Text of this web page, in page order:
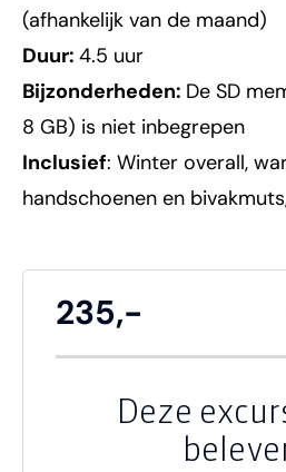
(afhankelijk van de maand)
Duur: 4.5 uur
Bijzonderheden: De SD
8 GB) is niet inbegrepen
Inclusief: Winter overall,
handschoenen en
235,-
Deze